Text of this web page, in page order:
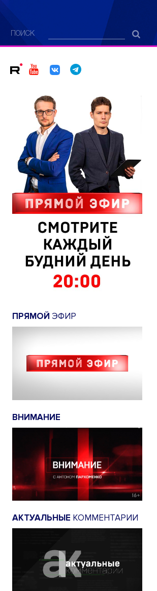
ПОИСК
ПРЯМОЙ ЭФИР
ВНИМАНИЕ
АКТУАЛЬНЫЕ КОММЕНТАРИИ